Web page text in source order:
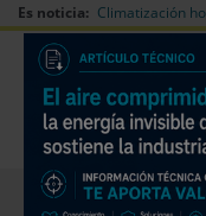
Es noticia: Climatización
Redes Sociales